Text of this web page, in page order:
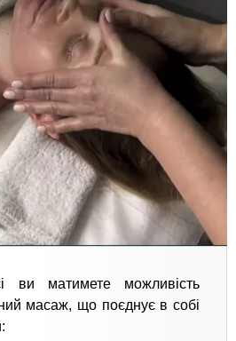
ви матимете можливість
масаж, що поєднує в собі